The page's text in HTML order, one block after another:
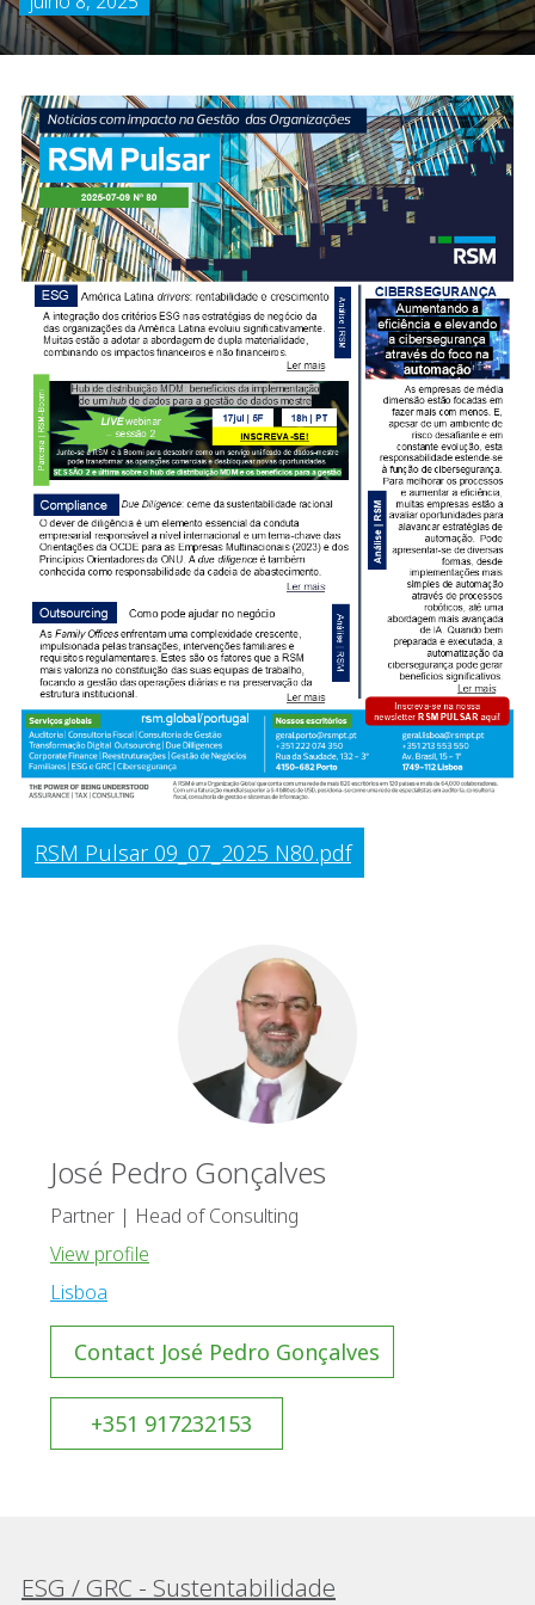
RSM Pulsar 09_07_2025 N80.pdf
José Pedro Gonçalves
Partner | Head of Consulting
View profile
Lisboa
Contact José Pedro Gonçalves
+351 917232153
ESG / GRC - Sustentabilidade